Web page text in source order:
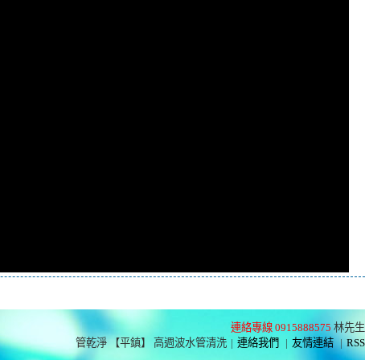
連絡專線 0915888575 林先生
管乾淨 【平鎮】 高週波水管清洗 | 連絡我們 | 友情連結 | RSS